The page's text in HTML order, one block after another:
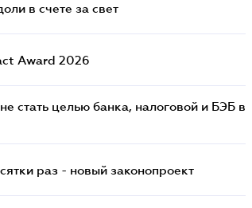
в счете за свет
Award 2026
стать целью банка, налоговой и БЭБ в
раз - новый законопроект